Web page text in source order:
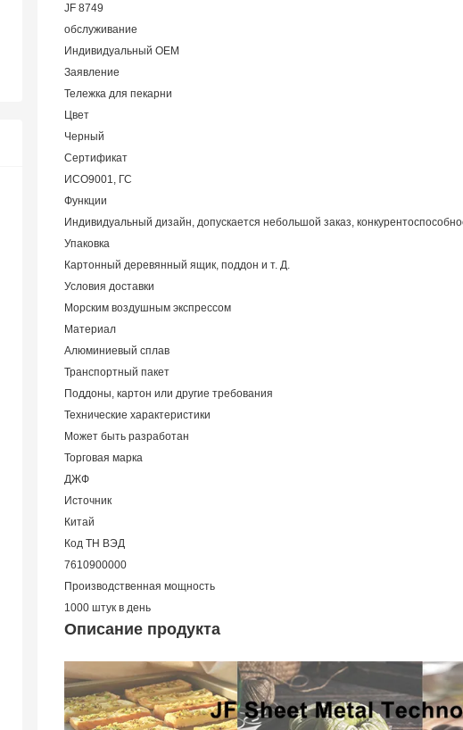
JF 8749
обслуживание
Индивидуальный OEM
Заявление
Тележка для пекарни
Цвет
Черный
Сертификат
ИСО9001, ГС
Функции
Индивидуальный дизайн, допускается небольшой заказ,
Упаковка
Картонный деревянный ящик, поддон и т. Д.
Условия доставки
Морским воздушным экспрессом
Материал
Алюминиевый сплав
Транспортный пакет
Поддоны, картон или другие требования
Технические характеристики
Может быть разработан
Торговая марка
ДЖФ
Источник
Китай
Код ТН ВЭД
7610900000
Производственная мощность
1000 штук в день
Описание продукта